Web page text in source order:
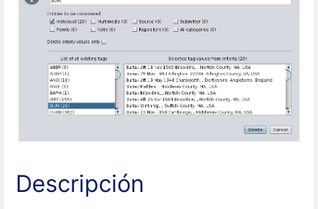
Descripción